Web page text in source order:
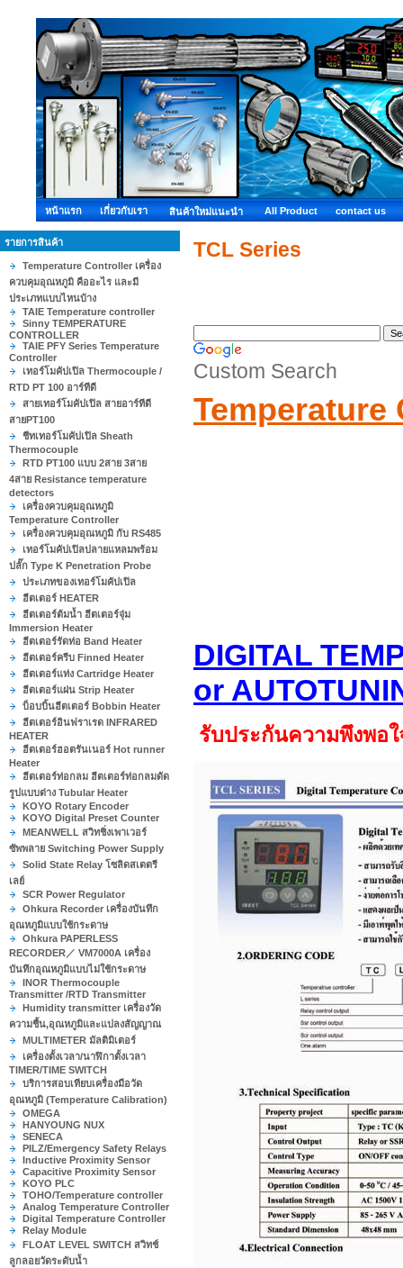
หน้าแรก เกี่ยวกับเรา สินค้าใหม่แนะนำ All Product contact us
รายการสินค้า
Temperature Controller เครื่อง
ควบคุมอุณหภูมิ คืออะไร และมี
ประเภทแบบไหนบ้าง
TAIE Temperature controller
Sinny TEMPERATURE
CONTROLLER
TAIE PFY Series Temperature
Controller
เทอร์โมคัปเปิล Thermocouple /
RTD PT 100 อาร์ทีดี
สายเทอร์โมคัปเปิล สายอาร์ทีดี
สายPT100
ชีทเทอร์โมคัปเปิล Sheath
Thermocouple
RTD PT100 แบบ 2สาย 3สาย
4สาย Resistance temperature
detectors
เครื่องควบคุมอุณหภูมิ
Temperature Controller
เครื่องควบคุมอุณหภูมิ กับ RS485
เทอร์โมคัปเปิลปลายแหลมพร้อม
ปลั๊ก Type K Penetration Probe
ประเภทของเทอร์โมคัปเปิล
ฮีตเตอร์ HEATER
ฮีตเตอร์ต้มน้ำ ฮีตเตอร์จุ่ม
Immersion Heater
ฮีตเตอร์รัดท่อ Band Heater
ฮีตเตอร์ครีบ Finned Heater
ฮีตเตอร์แท่ง Cartridge Heater
ฮีตเตอร์แผ่น Strip Heater
บ็อบบิ้นฮีตเตอร์ Bobbin Heater
ฮีตเตอร์อินฟราเรด INFRARED
HEATER
ฮีตเตอร์ฮอตรันเนอร์ Hot runner
Heater
ฮีตเตอร์ท่อกลม ฮีตเตอร์ท่อกลมดัด
รูปแบบต่าง Tubular Heater
KOYO Rotary Encoder
KOYO Digital Preset Counter
MEANWELL สวิทชิ่งเพาเวอร์
ซัพพลาย Switching Power Supply
Solid State Relay โซลิดสเตตรี
เลย์
SCR Power Regulator
Ohkura Recorder เครื่องบันทึก
อุณหภูมิแบบใช้กระดาษ
Ohkura PAPERLESS
RECORDER／ VM7000A เครื่อง
บันทึกอุณหภูมิแบบไม่ใช้กระดาษ
INOR Thermocouple
Transmitter /RTD Transmitter
Humidity transmitter เครื่องวัด
ความชื้น,อุณหภูมิและแปลงสัญญาณ
MULTIMETER มัลติมิเตอร์
เครื่องตั้งเวลา/นาฬิกาตั้งเวลา
TIMER/TIME SWITCH
บริการสอบเทียบเครื่องมือวัด
อุณหภูมิ (Temperature Calibration)
OMEGA
HANYOUNG NUX
SENECA
PILZ/Emergency Safety Relays
Inductive Proximity Sensor
Capacitive Proximity Sensor
KOYO PLC
TOHO/Temperature controller
Analog Temperature Controller
Digital Temperature Controller
Relay Module
FLOAT LEVEL SWITCH สวิทช์
ลูกลอยวัดระดับน้ำ
TCL Series
Custom Search
Temperature
DIGITAL
or
รับประกันความพึงพอ